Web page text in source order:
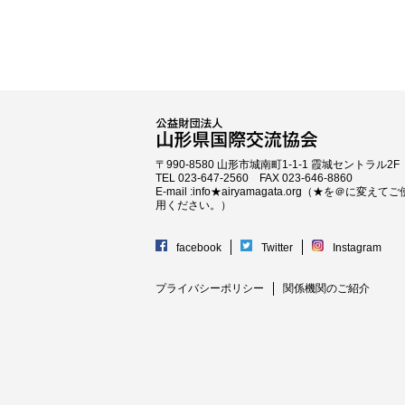
〒990-8580 山形市城南町1-1-1 霞城セントラル2F
TEL 023-647-2560 FAX 023-646-8860
E-mail :info★airyamagata.org（★を＠に変えてご
用ください。）
facebook Twitter Instagram
プライバシーポリシー 関係機関のご紹介